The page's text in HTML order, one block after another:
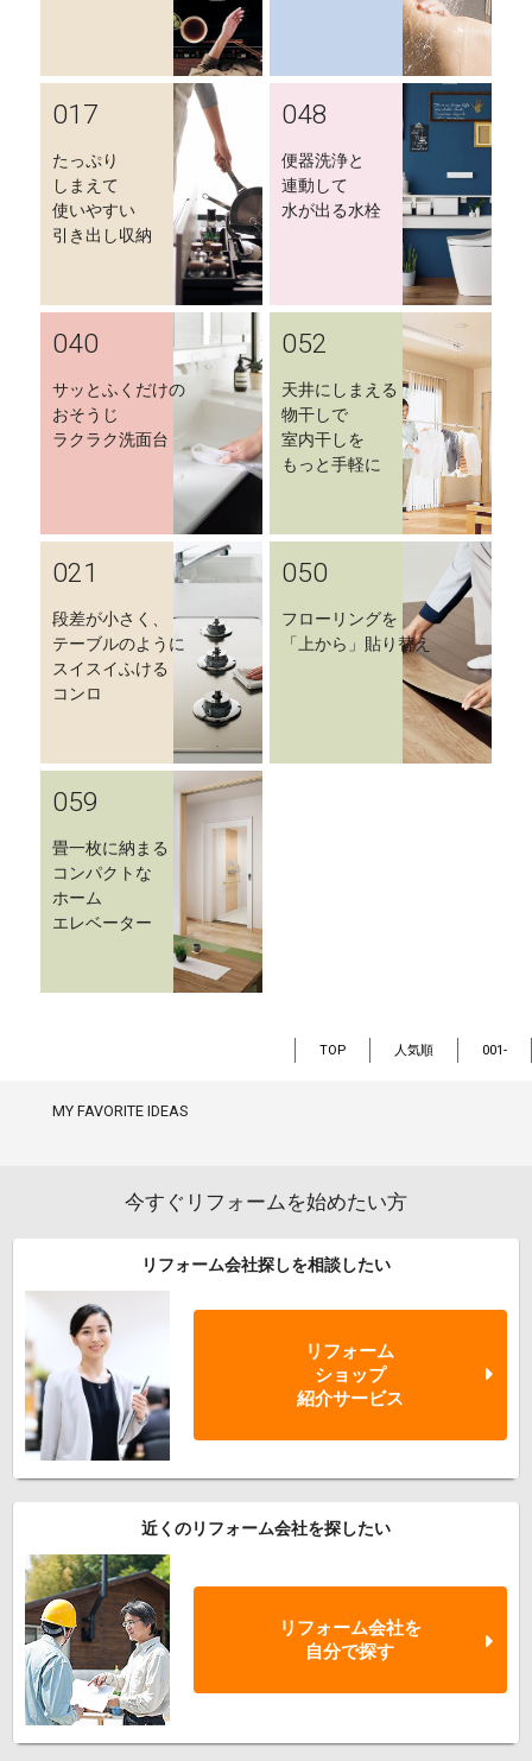
017
たっぷり
しまえて
使いやすい
引き出し収納
048
便器洗浄と
連動して
水が出る水栓
040
サッとふくだけの
おそうじ
ラクラク洗面台
052
天井にしまえる
物干しで
室内干しを
もっと手軽に
021
段差が小さく、
テーブルのように
スイスイふける
コンロ
050
フローリングを
「上から」貼り替え
059
畳一枚に納まる
コンパクトな
ホーム
エレベーター
TOP 人気順 001-
MY FAVORITE IDEAS
今すぐリフォームを始めたい方
リフォーム会社探しを相談したい
リフォーム
ショップ
紹介サービス
近くのリフォーム会社を探したい
リフォーム会社を
自分で探す